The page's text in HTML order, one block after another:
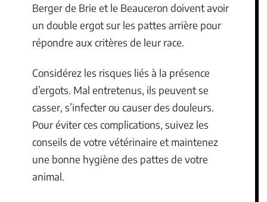
Berger de Brie et le Beauceron doivent avoir
un double ergot sur les pattes arrière pour
répondre aux critères de leur race.
Considérez les risques liés à la présence
d’ergots. Mal entretenus, ils peuvent se
casser, s’infecter ou causer des douleurs.
Pour éviter ces complications, suivez les
conseils de votre vétérinaire et maintenez
une bonne hygiène des pattes de votre
animal.